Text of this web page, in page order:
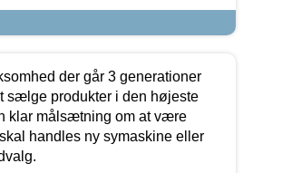
der går 3 generationer
sælge produkter i den højeste
klar målsætning om at være
handles ny symaskine eller